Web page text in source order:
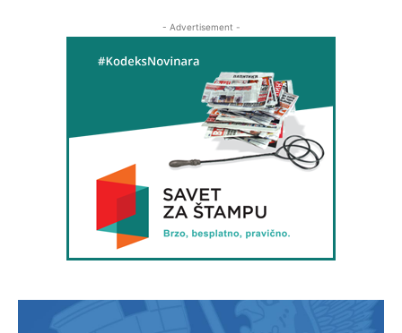
- Advertisement -